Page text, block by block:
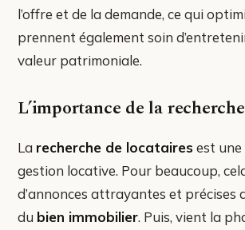
l’offre et de la demande, ce qui
prennent également soin
valeur patrimoniale.
L’importance de la
La recherche de locataires est
gestion locative. Pour beaucoup,
d’annonces attrayantes et
du bien immobilier. Puis, vient la